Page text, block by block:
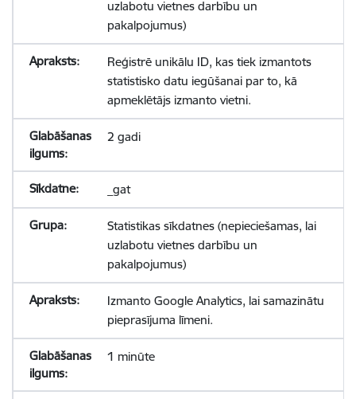
uzlabotu vietnes darbību un
pakalpojumus)
Reģistrē unikālu ID, kas tiek izmantots
statistisko datu iegūšanai par to, kā
apmeklētājs izmanto vietni.
2 gadi
_gat
Statistikas sīkdatnes (nepieciešamas, lai
uzlabotu vietnes darbību un
pakalpojumus)
Izmanto Google Analytics, lai samazinātu
pieprasījuma līmeni.
1 minūte